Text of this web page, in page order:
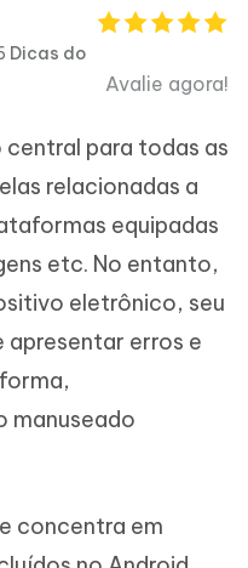
Dicas do
Avalie agora!
para todas as
relacionadas a
equipadas
etc. No entanto,
eletrônico, seu
erros e
manuseado
concentra em